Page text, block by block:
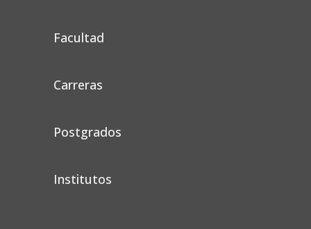
Facultad
Carreras
Postgrados
Institutos